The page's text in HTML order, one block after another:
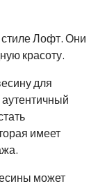
Лофт. Они
красоту.
для
аутентичный
имеет
может